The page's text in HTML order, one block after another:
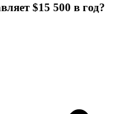
$15 500 в год?